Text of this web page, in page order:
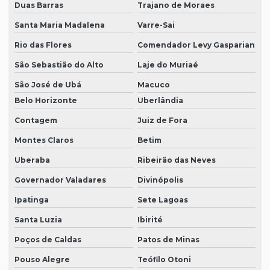
Duas Barras Trajano de Moraes
Santa Maria Madalena Varre-Sai
Rio das Flores Comendador Levy Gasparian
São Sebastião do Alto Laje do Muriaé
São José de Ubá
Macuco
Belo Horizonte
Uberlândia
Contagem Juiz de Fora
Montes Claros Betim
Uberaba Ribeirão das Neves
Governador Valadares Divinópolis
Ipatinga Sete Lagoas
Santa Luzia Ibirité
Poços de Caldas Patos de Minas
Pouso Alegre Teófilo Otoni